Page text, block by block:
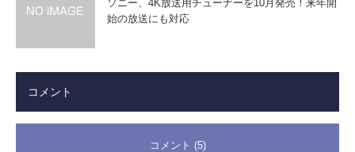
ソニー、4K放送用チューナーを10月発売！来年開
始の放送にも対応
コメント
コメント (5)